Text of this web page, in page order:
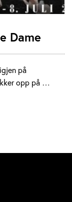
Dame
på
opp på …